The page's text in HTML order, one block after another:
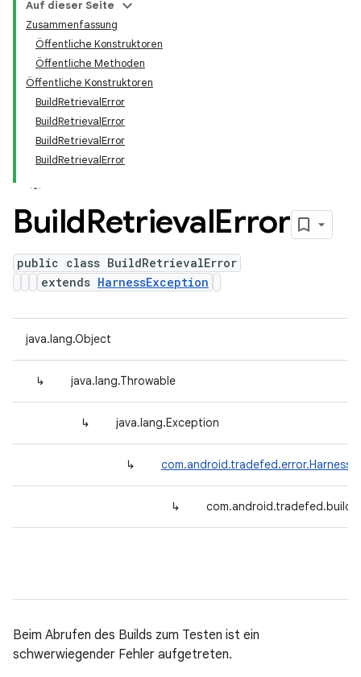
Auf dieser Seite
Zusammenfassung
Öffentliche Konstruktoren
Öffentliche Methoden
Öffentliche Konstruktoren
BuildRetrievalError
BuildRetrievalError
BuildRetrievalError
BuildRetrievalError
BuildRetrievalError
public class BuildRetrievalError
extends HarnessException
java.lang.Object
↳ java.lang.Throwable
↳ java.lang.Exception
↳
↳
Beim Abrufen des Builds zum Testen ist ein
schwerwiegender Fehler aufgetreten.